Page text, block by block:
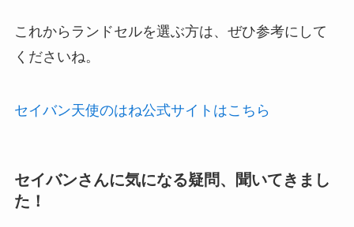
これからランドセルを選ぶ方は、ぜひ参考にして
くださいね。
セイバン天使のはね公式サイトはこちら
セイバンさんに気になる疑問、聞いてきまし
た！